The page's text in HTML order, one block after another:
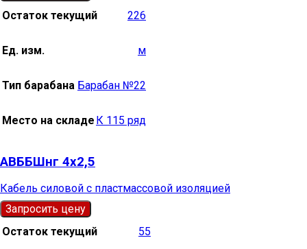
Остаток текущий
226
Ед. изм. м
Тип барабана Барабан №22
Место на складе К 115 ряд
АВББШнг 4х2,5
Кабель силовой с пластмассовой изоляцией
Запросить цену
Остаток текущий
55